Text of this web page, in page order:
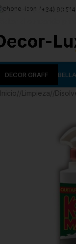
Saltar a la navegación
(+34) 93
DECOR GRAFF
Inicio/ Limpieza/